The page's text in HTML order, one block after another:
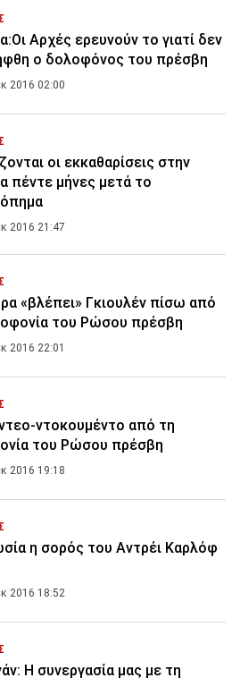
Αρχές ερευνούν το γιατί δεν
ο δολοφόνος του πρέσβη
2016 02:00
οι εκκαθαρίσεις στην
πέντε μήνες μετά το
2016 21:47
«βλέπει» Γκιουλέν πίσω από
του Ρώσου πρέσβη
2016 22:01
ντοκουμέντο από τη
του Ρώσου πρέσβη
2016 19:18
η σορός του Αντρέι Καρλόφ
2016 18:52
Η συνεργασία μας με τη